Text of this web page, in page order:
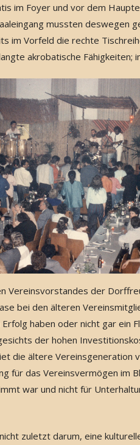
im Foyer und vor dem
mussten deswegen
im Vorfeld die rechte
akrobatische Fähigkeiten;
Vereinsvorstandes der
bei den älteren
haben oder nicht gar ein
der hohen
die ältere Vereinsgeneration
für das Vereinsvermögen im
war und nicht für
zuletzt darum, eine